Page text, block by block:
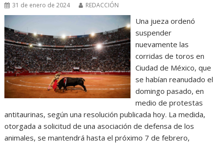
31 de enero de 2024 REDACCIÓN
Una jueza ordenó
suspender
nuevamente las
corridas de toros en
Ciudad de México, que
se habían reanudado el
domingo pasado, en
medio de protestas
antitaurinas, según una resolución publicada hoy. La medida,
otorgada a solicitud de una asociación de defensa de los
animales, se mantendrá hasta el próximo 7 de febrero,